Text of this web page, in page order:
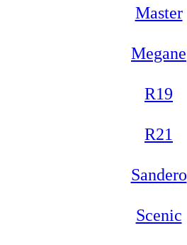
Master
Megane
R19
R21
Sandero
Scenic